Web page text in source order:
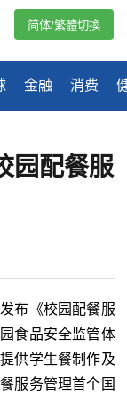
金融 消费
简体/繁體切換
园配餐服
布《校园配餐服
食品安全监管体
供学生餐制作及
服务管理首个国